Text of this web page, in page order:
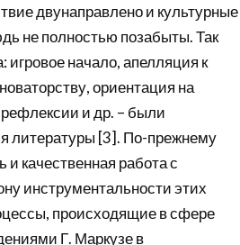
двунаправлено и культурные
не полностью позабыты. Так
начало, апелляция к
ориентация на
и др. – были
литературы [3]. По-прежнему
качественная работа с
инструментальности этих
происходящие в сфере
Г. Маркузе в